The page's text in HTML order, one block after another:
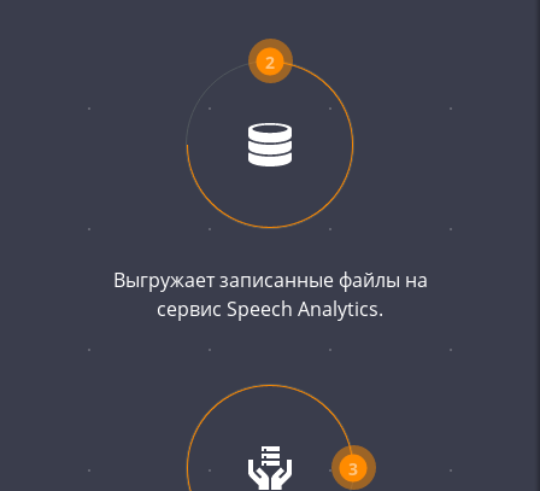
2
Выгружает записанные файлы на
сервис Speech Analytics.
3